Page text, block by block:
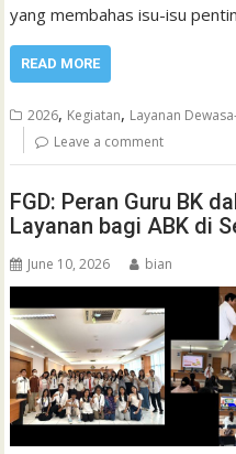
yang membahas isu-isu
READ MORE
2026, Kegiatan, Layanan
Leave a comment
FGD: Peran Guru BK
Layanan bagi ABK di
June 10, 2026 bian